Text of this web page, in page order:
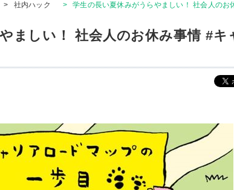
> 社内ハック > 学生の長い夏休みがうらやましい！ 社会人のお
ましい！ 社会人のお休み事情 #キ